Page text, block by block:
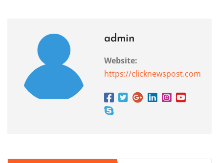
admin
Website:
https://clicknewspost.com